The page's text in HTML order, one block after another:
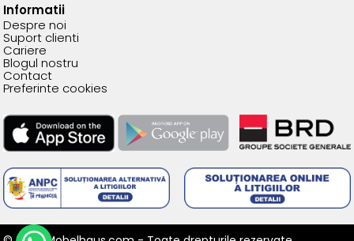
Informatii
Despre noi
Suport clienti
Cariere
Blogul nostru
Contact
Preferinte cookies